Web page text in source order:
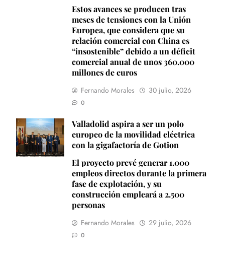
Estos avances se producen tras
meses de tensiones con la Unión
Europea, que considera que su
relación comercial con China es
“insostenible” debido a un déficit
comercial anual de unos 360.000
millones de euros
Fernando Morales 30 julio, 2026
0
Valladolid aspira a ser un polo
europeo de la movilidad eléctrica
con la gigafactoría de Gotion
El proyecto prevé generar 1.000
empleos directos durante la primera
fase de explotación, y su
construcción empleará a 2.500
personas
Fernando Morales 29 julio, 2026
0